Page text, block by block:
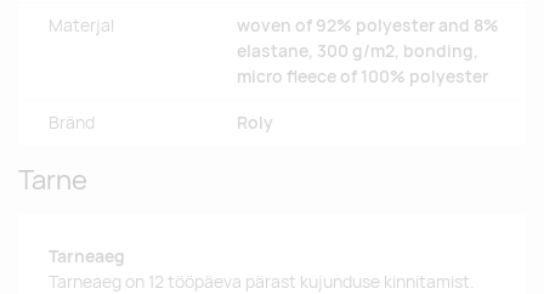
Materjal
woven of 92% polyester and 8%
elastane, 300 g/m2, bonding,
micro fleece of 100% polyester
Bränd Roly
Tarne
Tarneaeg
Tarneaeg on 12 tööpäeva pärast kujunduse kinnitamist.